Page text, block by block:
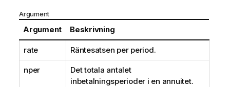
Argument
Argument Beskrivning
rate Räntesatsen per period.
nper
Det totala antalet
inbetalningsperioder i en annuitet.